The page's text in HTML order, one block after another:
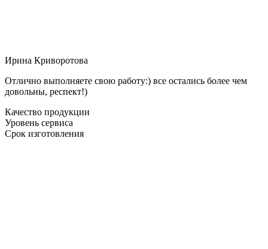
Ирина Криворотова
Отлично выполняете свою работу:) все остались более чем
довольны, респект!)
Качество продукции
Уровень сервиса
Срок изготовления